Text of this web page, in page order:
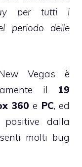
per tutti i
periodo delle
Vegas è
il 19
360 e PC, ed
dalla
molti bug